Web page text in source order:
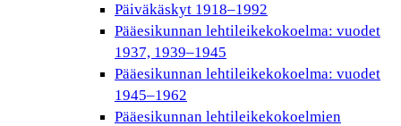
Päiväkäskyt 1918–1992
Pääesikunnan lehtileikekokoelma: vuodet
1937, 1939–1945
Pääesikunnan lehtileikekokoelma: vuodet
1945–1962
Pääesikunnan lehtileikekokoelmien